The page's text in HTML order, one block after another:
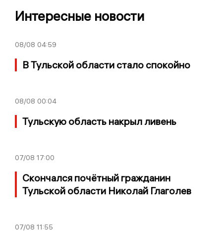
Интересные новости
08/08 04:59
В Тульской области стало спокойно
08/08 00:04
Тульскую область накрыл ливень
07/08 17:00
Скончался почётный гражданин
Тульской области Николай Глаголев
07/08 11:55